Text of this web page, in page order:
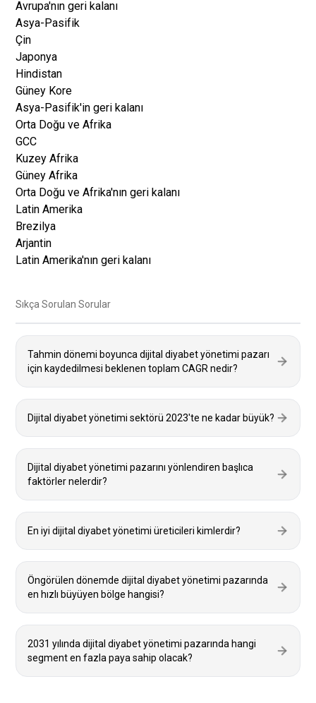
Avrupa'nın geri kalanı
Asya-Pasifik
Çin
Japonya
Hindistan
Güney Kore
Asya-Pasifik'in geri kalanı
Orta Doğu ve Afrika
GCC
Kuzey Afrika
Güney Afrika
Orta Doğu ve Afrika'nın geri kalanı
Latin Amerika
Brezilya
Arjantin
Latin Amerika'nın geri kalanı
Sıkça Sorulan Sorular
Tahmin dönemi boyunca dijital diyabet yönetimi pazarı
için kaydedilmesi beklenen toplam CAGR nedir?
Dijital diyabet yönetimi sektörü 2023'te ne kadar büyük?
Dijital diyabet yönetimi pazarını yönlendiren başlıca
faktörler nelerdir?
En iyi dijital diyabet yönetimi üreticileri kimlerdir?
Öngörülen dönemde dijital diyabet yönetimi pazarında
en hızlı büyüyen bölge hangisi?
2031 yılında dijital diyabet yönetimi pazarında hangi
segment en fazla paya sahip olacak?